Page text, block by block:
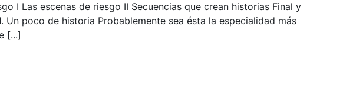
I Las escenas de riesgo II Secuencias que crean historias Final y
Un poco de historia Probablemente sea ésta la especialidad más
[...]